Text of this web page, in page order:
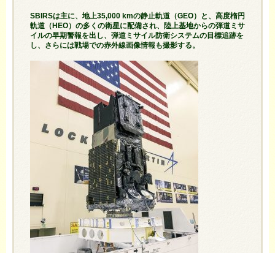
SBIRSは主に、地上35,000 kmの静止軌道（GEO）と、高度楕円
軌道（HEO）の多くの衛星に配備され、陸上基地からの弾道ミサ
イルの早期警報を出し、弾道ミサイル防衛システムの目標追跡を
し、さらには戦場での赤外線画像情報も撮影する。